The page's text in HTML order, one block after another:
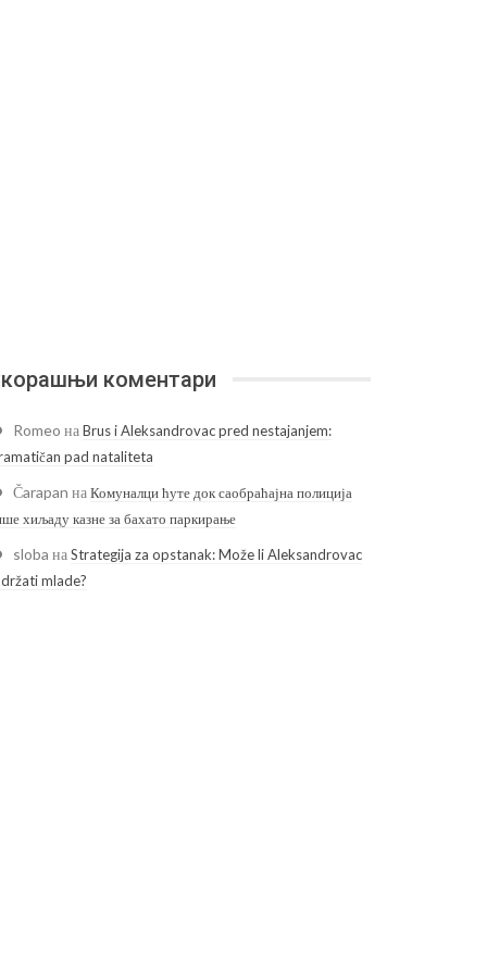
коментари
Romeo наBrus i Aleksandrovac pred nestajanjem:
pad nataliteta
Čarapan наКомуналци ћуте док саобраћајна полиција
хиљаду казне за бахато паркирање
sloba наStrategija za opstanak: Može li Aleksandrovac
mlade?